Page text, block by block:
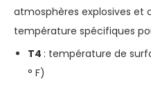
atmosphères explosives et
température spécifiques
T4 : température de
° F)